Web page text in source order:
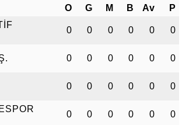
O G M B Av
P
0 0 0 0 0 0
0 0 0 0 0 0
0 0 0 0 0 0
0 0 0 0 0 0